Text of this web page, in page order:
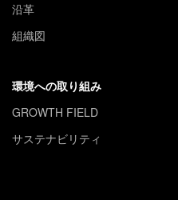
沿革
組織図
環境への取り組み
GROWTH FIELD
サステナビリティ